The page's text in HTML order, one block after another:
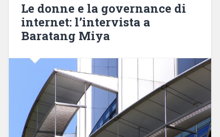
Le donne e la governance di
internet: l’intervista a
Baratang Miya